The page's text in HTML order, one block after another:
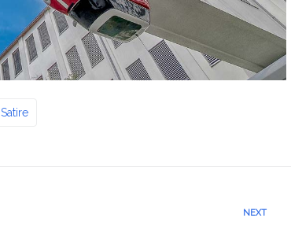
Satire
NEXT